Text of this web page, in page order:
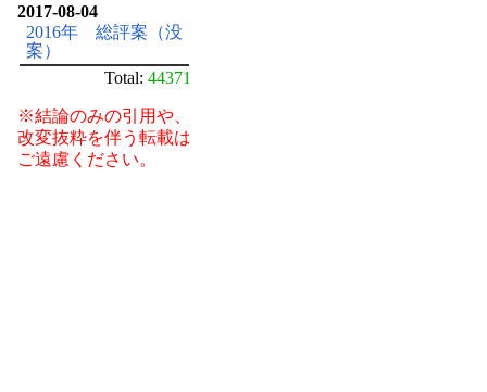
2017-08-04
2016年 総評案（没
案）
Total: 44371
※結論のみの引用や、
改変抜粋を伴う転載は
ご遠慮ください。